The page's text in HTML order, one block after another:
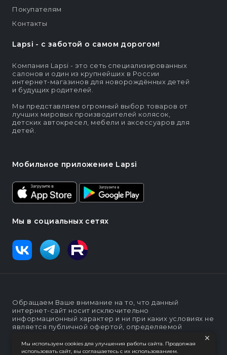
Lapsi - c заботой о самом дорогом!
Компания Lapsi - это сеть специализированных
салонов и один из крупнейших в России
интернет-магазинов для новорождённых детей
и будущих родителей.
Мы представляем огромный выбор товаров от
лучших мировых производителей колясок,
детских автокресел, мебели и аксессуаров для
детей.
Мобильное приложение Lapsi
Мы в социальных сетях
Покупателям
Контакты
Обращаем Ваше внимание на то, что данный
интернет-сайт носит исключительно
информационный характер и ни при каких условиях не
является публичной офертой, определяемой
положениями статьи п. 2 ст. 437 Гражданского кодекса
Российской Федерации
×
Мы используем cookies для улучшения работы сайта. Продолжая
использовать сайт, вы соглашаетесь с их использованием.